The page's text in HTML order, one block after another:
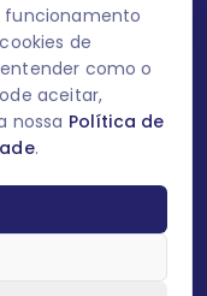
funcionamento
de
como o
aceitar,
nossa Política de
.
aquiuma
site contém
de saúde
M-AS ONE-BR-
dados! Caso deseje
momento entrando
na opção